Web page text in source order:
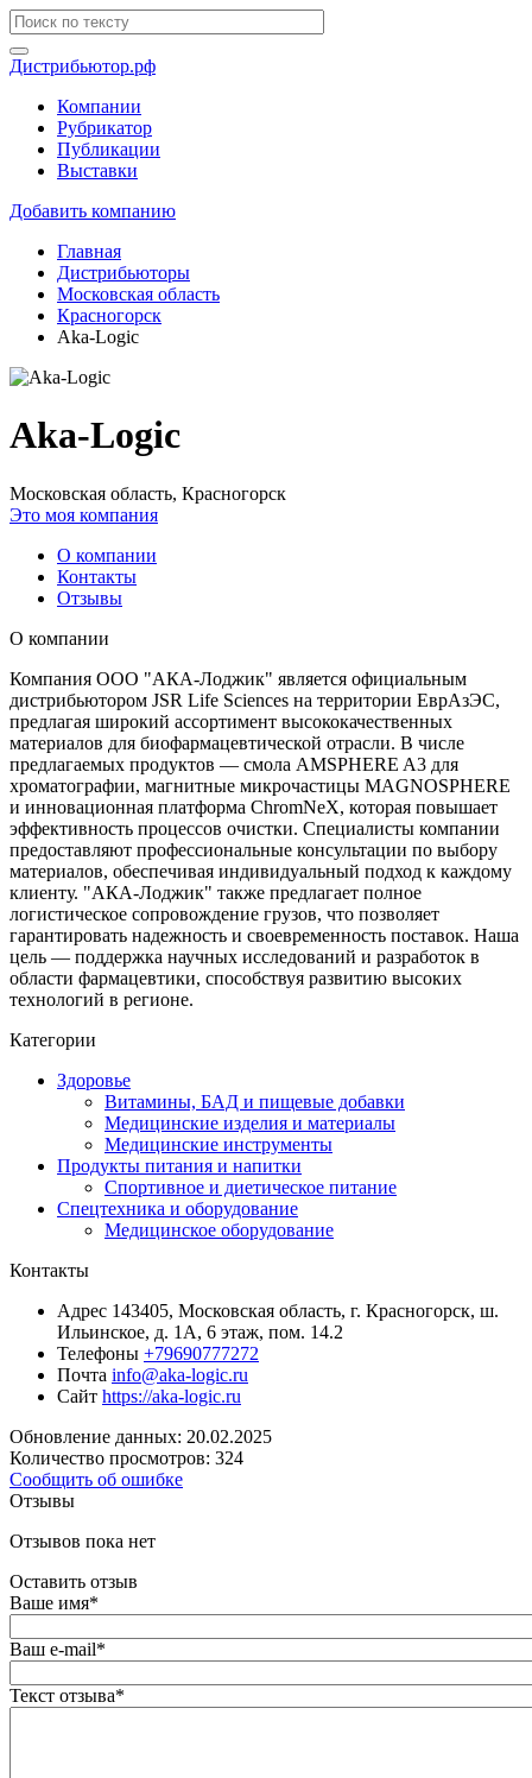
Дистрибьютор.рф
Компании
Рубрикатор
Публикации
Выставки
Добавить компанию
Главная
Дистрибьюторы
Московская область
Красногорск
Aka-Logic
Aka-Logic
Московская область, Красногорск
Это моя компания
О компании
Контакты
Отзывы
О компании
Компания ООО "АКА-Лоджик" является официальным
дистрибьютором JSR Life Sciences на территории ЕврАзЭС,
предлагая широкий ассортимент высококачественных
материалов для биофармацевтической отрасли. В числе
предлагаемых продуктов — смола AMSPHERE A3 для
хроматографии, магнитные микрочастицы MAGNOSPHERE
и инновационная платформа ChromNeX, которая повышает
эффективность процессов очистки. Специалисты компании
предоставляют профессиональные консультации по выбору
материалов, обеспечивая индивидуальный подход к каждому
клиенту. "АКА-Лоджик" также предлагает полное
логистическое сопровождение грузов, что позволяет
гарантировать надежность и своевременность поставок. Наша
цель — поддержка научных исследований и разработок в
области фармацевтики, способствуя развитию высоких
технологий в регионе.
Категории
Здоровье
Витамины, БАД и пищевые добавки
Медицинские изделия и материалы
Медицинские инструменты
Продукты питания и напитки
Спортивное и диетическое питание
Спецтехника и оборудование
Медицинское оборудование
Контакты
Адрес 143405, Московская область, г. Красногорск, ш.
Ильинское, д. 1А, 6 этаж, пом. 14.2
Телефоны +79690777272
Почта info@aka-logic.ru
Сайт https://aka-logic.ru
Обновление данных: 20.02.2025
Количество просмотров: 324
Сообщить об ошибке
Отзывы
Отзывов пока нет
Оставить отзыв
Ваше имя*
Ваш e-mail*
Текст отзыва*